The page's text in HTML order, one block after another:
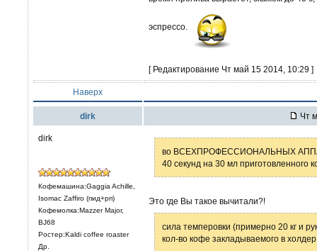
эспрессо.
[ Редактирование Чт май 15 2014, 10:29 ]
Наверх
dirk Чт
dirk
Кофемашина:Gaggia Achille,
Isomac Zaffiro (пид+рп)
Кофемолка:Mazzer Major,
BJ68
Ростер:Kaldi coffee roaster
Др.
во ВСЕХПРОФЕССИОНАЛЬНЫХ
40 секунд на 30 мл приготовленного
Это где Вы такое вычитали?!
сила темперовки (примерно 20 кг и
кол-во кофе закладываемого в холдер